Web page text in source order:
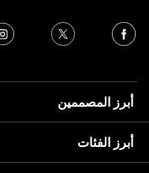
أبرز المصممين
أبرز الفئات